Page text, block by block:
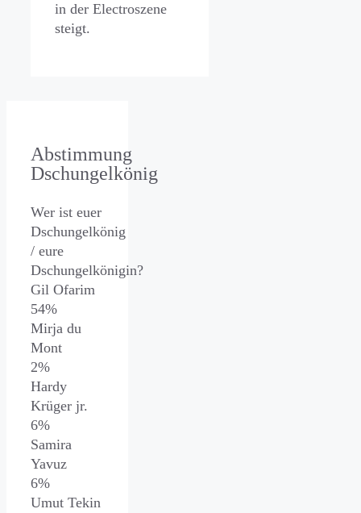
in der Electroszene
steigt.
Abstimmung
Dschungelkönig
Wer ist euer
Dschungelkönig
/ eure
Dschungelkönigin?
Gil Ofarim
54%
Mirja du
Mont
2%
Hardy
Krüger jr.
6%
Samira
Yavuz
6%
Umut Tekin